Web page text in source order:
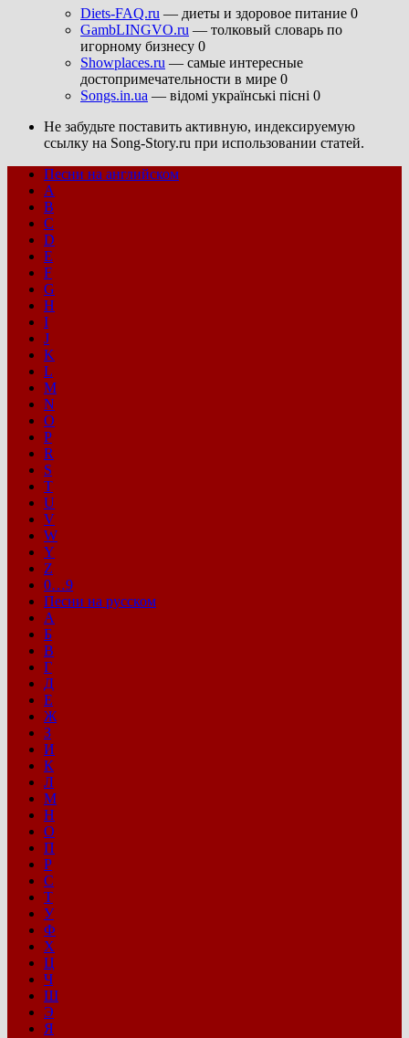
Diets-FAQ.ru — диеты и здоровое питание 0
GambLINGVO.ru — толковый словарь по
игорному бизнесу 0
Showplaces.ru — самые интересные
достопримечательности в мире 0
Songs.in.ua — відомі українські пісні 0
Не забудьте поставить активную, индексируемую
ссылку на Song-Story.ru при использовании статей.
Песни на английском
A
B
C
D
E
F
G
H
I
J
K
L
M
N
O
P
R
S
T
U
V
W
Y
Z
0…9
Песни на русском
А
Б
В
Г
Д
Е
Ж
З
И
К
Л
М
Н
О
П
Р
С
Т
У
Ф
Х
Ц
Ч
Ш
Э
Я